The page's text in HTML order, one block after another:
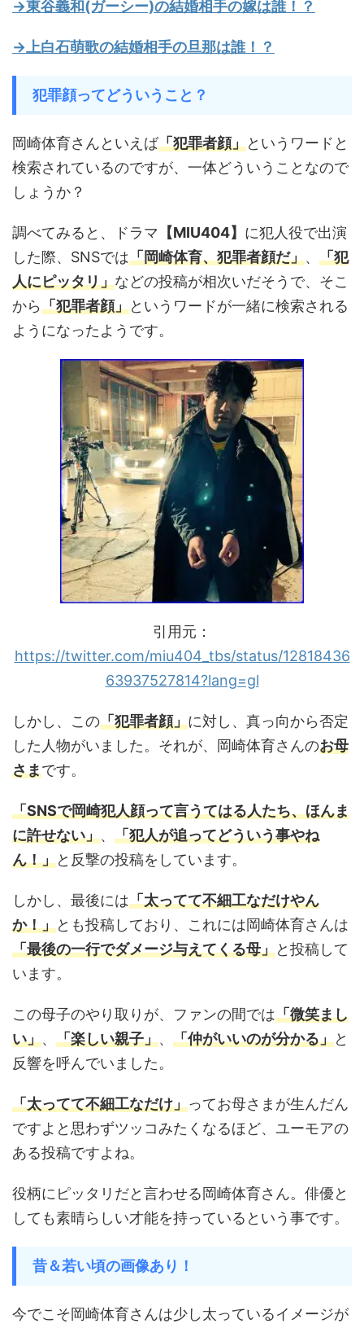
→東谷義和(ガーシー)の結婚相手の嫁は誰！？
→上白石萌歌の結婚相手の旦那は誰！？
犯罪顔ってどういうこと？
岡崎体育さんといえば「犯罪者顔」というワードと
検索されているのですが、一体どういうことなので
しょうか？
調べてみると、ドラマ 【MIU404】 に犯人役で出演
した際、SNSでは「岡崎体育、犯罪者顔だ」、 「犯
人にピッタリ」などの投稿が相次いだそうで、そこ
から「犯罪者顔」というワードが一緒に検索される
ようになったようです。
引用元：
https://twitter.com/miu404_tbs/status/12818436
63937527814?lang=gl
しかし、この「犯罪者顔」に対し、真っ向から否定
した人物がいました。それが、岡崎体育さんのお母
さまです。
「SNSで岡崎犯人顔って言うてはる人たち、ほんま
に許せない」、 「犯人が追ってどういう事やね
ん！」と反撃の投稿をしています。
しかし、最後には「太ってて不細工なだけやん
か！」とも投稿しており、これには岡崎体育さんは
「最後の一行でダメージ与えてくる母」と投稿して
います。
この母子のやり取りが、ファンの間では「微笑まし
い」、 「楽しい親子」、 「仲がいいのが分かる」と
反響を呼んでいました。
「太ってて不細工なだけ」ってお母さまが生んだん
ですよと思わずツッコみたくなるほど、ユーモアの
ある投稿ですよね。
役柄にピッタリだと言わせる岡崎体育さん。俳優と
しても素晴らしい才能を持っているという事です。
昔＆若い頃の画像あり！
今でこそ岡崎体育さんは少し太っているイメージが